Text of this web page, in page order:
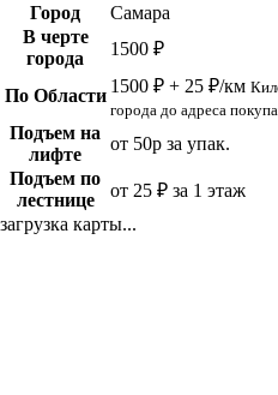
Город
Самара
В черте
города
1500 ₽
По Области 1500 ₽ + 25 ₽/км
города до адреса
Подъем на
лифте
от 50р за упак.
Подъем по
лестнице
от 25 ₽ за 1 этаж
загрузка карты...